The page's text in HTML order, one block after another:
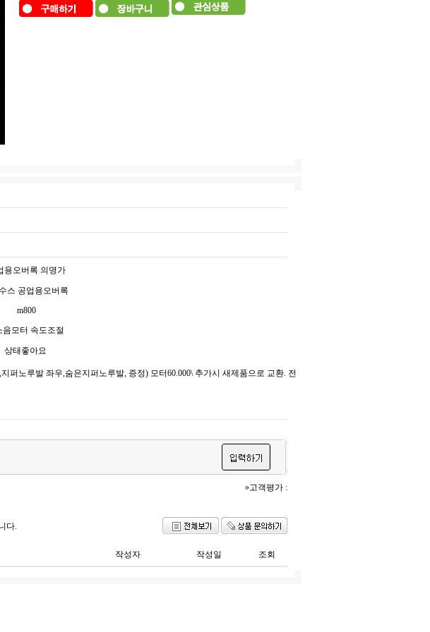
용오버록 의명가
스 공업용오버록
m800
음모터 속도조절
상태좋아요
퍼노루발 좌우,숨은지퍼노루발, 증정) 모터60.000\ 추가시 새제품으로 교환. 전
»고객평가 :
다.
작성자 작성일 조회